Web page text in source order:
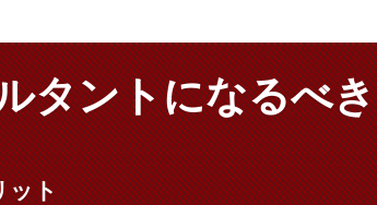
タントになるべき
ット